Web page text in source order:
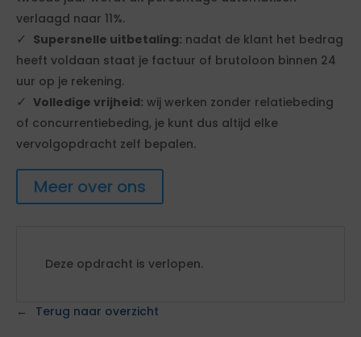
verlaagd naar 11%.
Supersnelle uitbetaling: nadat de klant het bedrag
heeft voldaan staat je factuur of brutoloon binnen 24
uur op je rekening.
Volledige vrijheid: wij werken zonder relatiebeding
of concurrentiebeding, je kunt dus altijd elke
vervolgopdracht zelf bepalen.
Meer over ons
Deze opdracht is verlopen.
Terug naar overzicht